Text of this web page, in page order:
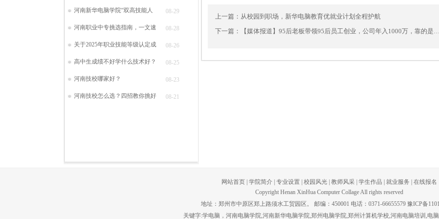
河南新华电脑学院“双高技能人 08-29
河南职业中专挑选指南，一文速 08-28
关于2025年职业技能等级认定成 08-26
高中生成绩不好学什么技术好？ 08-25
河南技校哪家好？ 08-23
河南技校怎么选？四招教你挑好 08-21
上一篇： 从校园到职场，新华电脑教育优就业计划全程护航
下一篇：
【媒体报道】95后老板带领95后员工创业，公司年入1000万，靠的
网站首页 学院简介 专业设置 校园风光 教师风采 学生作品 就业服务
在线报名
Copyright Henan XinHua Computer Collage All rights reserved
地址：郑州市中原区郑上路须水工贸园区。 邮编：450001 电话：0371-66655579 豫ICP备
关键字:学电脑，河南电脑学院,河南新华电脑学院,郑州电脑学院,郑州计算机学校,河南电脑培训,电